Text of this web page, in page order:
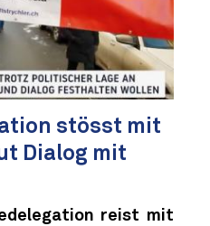
stösst mit
Dialog mit
reist mit